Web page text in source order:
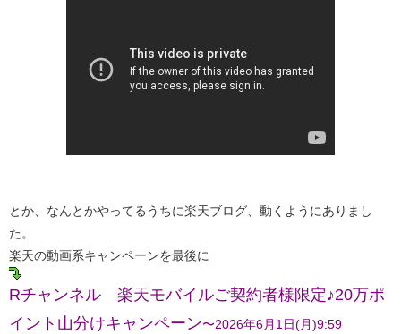
とか、なんとかやってるうちに楽天ブログ、動くようにありまし
た。
楽天の動画系キャンペーンを最後に
Rチャンネル 楽天モバイルご契約者様限定♪20万ポ
イント山分けキャンペーン〜2026年6月1日(月)9:59